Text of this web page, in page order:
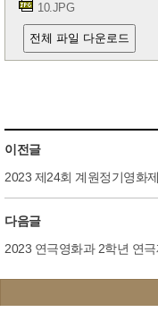
10.JPG
전체 파일 다운로드
이전글
2023 제24회 계원정기영화제
다음글
2023 연극영화과 2학년 연